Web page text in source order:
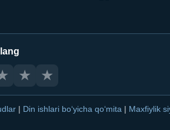
★ ★
| Din ishlari bo‘yicha qo‘mita | Maxfiylik